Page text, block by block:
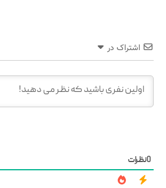
اشتراک در
0نظرات